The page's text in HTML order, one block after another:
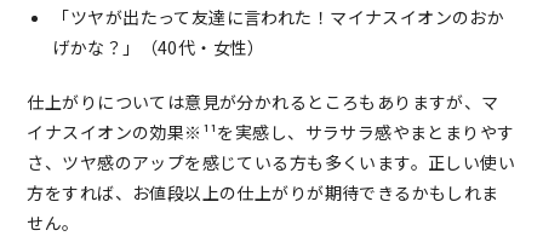
「ツヤが出たって友達に言われた！マイナスイオンのおか
げかな？」（40代・女性）
仕上がりについては意見が分かれるところもありますが、マ
イナスイオンの効果※¹¹を実感し、サラサラ感やまとまりやす
さ、ツヤ感のアップを感じている方も多くいます。正しい使い
方をすれば、お値段以上の仕上がりが期待できるかもしれま
せん。